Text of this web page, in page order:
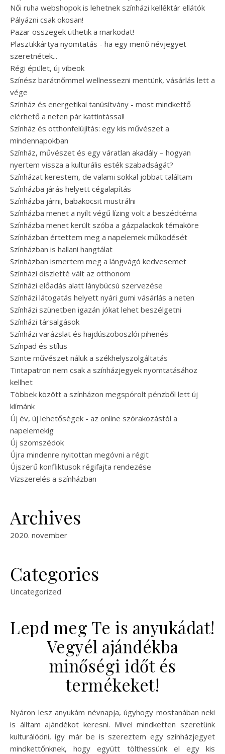
Női ruha webshopok is lehetnek színházi kelléktár ellátók
Pályázni csak okosan!
Pazar összegek üthetik a markodat!
Plasztikkártya nyomtatás - ha egy menő névjegyet
szeretnétek...
Régi épület, új vibeok
Színész barátnőmmel wellnessezni mentünk, vásárlás lett a
vége
Színház és energetikai tanúsítvány - most mindkettő
elérhető a neten pár kattintással!
Színház és otthonfelújítás: egy kis művészet a
mindennapokban
Színház, művészet és egy váratlan akadály – hogyan
nyertem vissza a kulturális esték szabadságát?
Színházat kerestem, de valami sokkal jobbat találtam
Színházba járás helyett cégalapítás
Színházba járni, babakocsit mustrálni
Színházba menet a nyílt végű lízing volt a beszédtéma
Színházba menet került szóba a gázpalackok témaköre
Színházban értettem meg a napelemek működését
Színházban is hallani hangtálat
Színházban ismertem meg a lángvágó kedvesemet
Színházi díszletté vált az otthonom
Színházi előadás alatt lánybúcsú szervezése
Színházi látogatás helyett nyári gumi vásárlás a neten
Színházi szünetben igazán jókat lehet beszélgetni
Színházi társalgások
Színházi varázslat és hajdúszoboszlói pihenés
Színpad és stílus
Szinte művészet náluk a székhelyszolgáltatás
Tintapatron nem csak a színházjegyek nyomtatásához
kellhet
Többek között a színházon megspórolt pénzből lett új
klímánk
Új év, új lehetőségek - az online szórakozástól a
napelemekig
Új szomszédok
Újra mindenre nyitottan megóvni a régit
Újszerű konfliktusok régifajta rendezése
Vízszerelés a színházban
Archives
2020. november
Categories
Uncategorized
Lepd meg Te is anyukádat!
Vegyél ajándékba
minőségi időt és
termékeket!
Nyáron lesz anyukám névnapja, úgyhogy mostanában neki
is álltam ajándékot keresni. Mivel mindketten szeretünk
kulturálódni, így már be is szereztem egy színházjegyet
mindkettőnknek, hogy együtt tölthessünk el egy kis